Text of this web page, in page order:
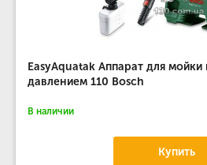
EasyAquatak Аппарат для
давлением 110 Bosch
В наличии
Купить